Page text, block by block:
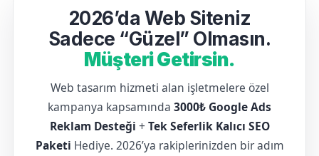
2026’da Web Siteniz
Sadece “Güzel” Olmasın.
Müşteri Getirsin.
Web tasarım hizmeti alan işletmelere özel
kampanya kapsamında 3000₺ Google Ads
Reklam Desteği + Tek Seferlik Kalıcı SEO
Paketi Hediye. 2026’ya rakiplerinizden bir adım